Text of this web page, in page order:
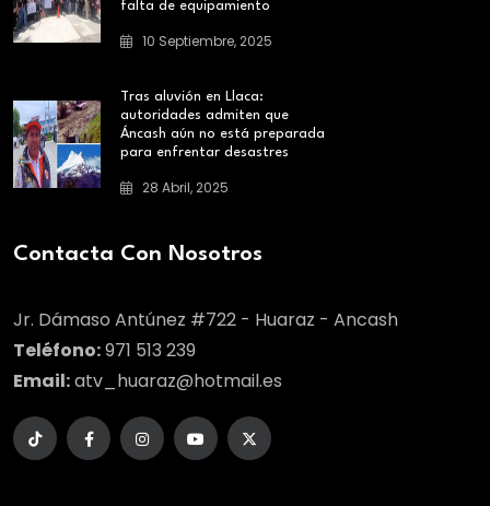
falta de equipamiento
10 Septiembre, 2025
Tras aluvión en Llaca:
autoridades admiten que
Áncash aún no está preparada
para enfrentar desastres
28 Abril, 2025
Contacta Con Nosotros
Jr. Dámaso Antúnez #722 - Huaraz - Ancash
Teléfono:971 513 239
Email:atv_huaraz@hotmail.es